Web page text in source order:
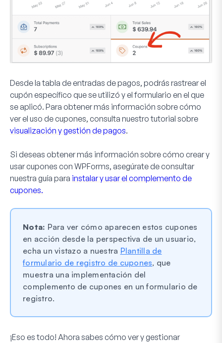
Desde la tabla de entradas de pagos, podrás rastrear el
cupón específico que se utilizó y el formulario en el que
se aplicó. Para obtener más información sobre cómo
ver el uso de cupones, consulta nuestro tutorial sobre
visualización y gestión de pagos.
Si deseas obtener más información sobre cómo crear y
usar cupones con WPForms, asegúrate de consultar
nuestra guía para instalar y usar el complemento de
cupones.
Nota: Para ver cómo aparecen estos cupones
en acción desde la perspectiva de un usuario,
echa un vistazo a nuestra Plantilla de
formulario de registro de cupones, que
muestra una implementación del
complemento de cupones en un formulario de
registro.
¡Eso es todo! Ahora sabes cómo ver y gestionar